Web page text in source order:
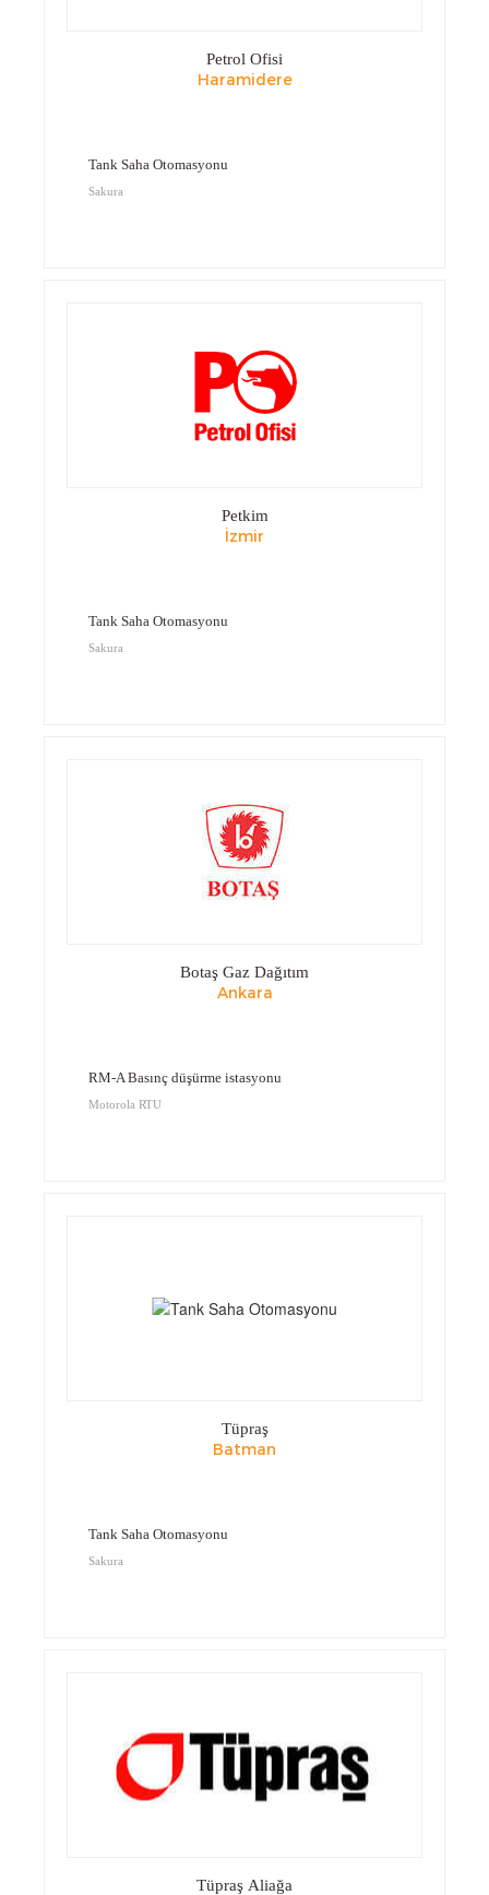
Petrol Ofisi
Haramidere
Tank Saha Otomasyonu
Sakura
Petkim
İzmir
Tank Saha Otomasyonu
Sakura
Botaş Gaz Dağıtım
Ankara
RM-A Basınç düşürme istasyonu
Motorola RTU
Tüpraş
Batman
Tank Saha Otomasyonu
Sakura
Tüpraş Aliağa